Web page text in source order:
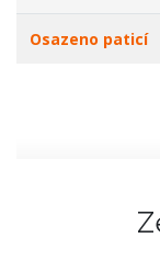
Osazeno paticí